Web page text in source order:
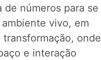
de números para se
vivo, em
onde
e interação